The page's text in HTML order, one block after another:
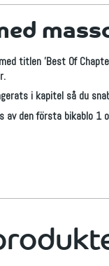
titlen 'Best Of
i kapitel så du
den första bikablo 1